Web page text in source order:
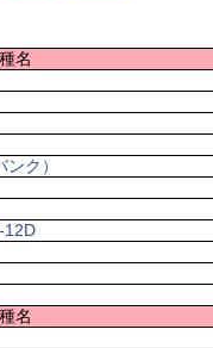
名
ク）
12D
名